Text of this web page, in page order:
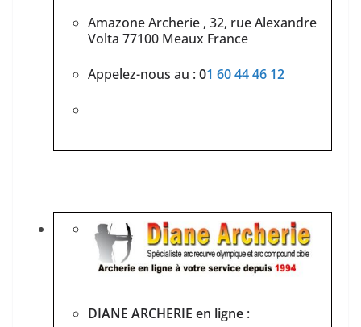
Amazone Archerie , 32, rue Alexandre
Volta 77100 Meaux France
Appelez-nous au : 01 60 44 46 12
DIANE ARCHERIE en ligne :